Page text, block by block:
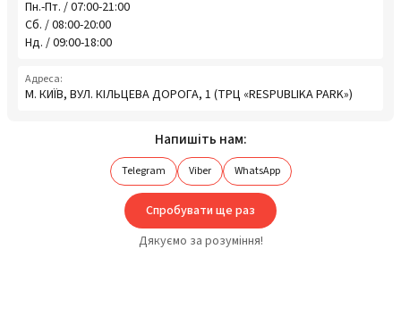
Пн.-Пт. / 07:00-21:00
Сб. / 08:00-20:00
Нд. / 09:00-18:00
Адреса:
М. КИЇВ, ВУЛ. КІЛЬЦЕВА ДОРОГА, 1 (ТРЦ «RESPUBLIKA PARK»)
Напишіть нам:
Telegram Viber WhatsApp
Спробувати ще раз
Дякуємо за розуміння!